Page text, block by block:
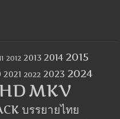
2012 2013 2014 2015
2021 2022 2023 2024
MKV
บรรยายไทย